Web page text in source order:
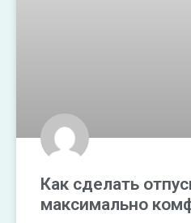
Как сделать
максимально